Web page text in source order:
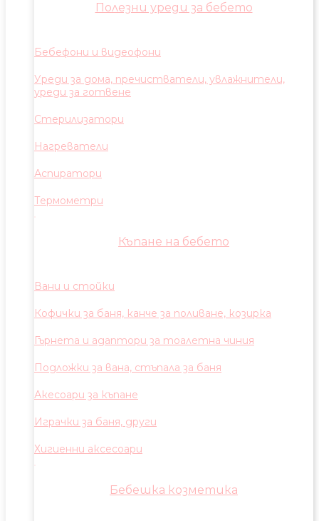
Полезни уреди за бебето
Бебефони и видеофони
Уреди за дома, пречистватели, увлажнители,
уреди за готвене
Стерилизатори
Нагреватели
Аспиратори
Термометри
Къпане на бебето
Вани и стойки
Кофички за баня, канче за поливане, козирка
Гърнета и адаптори за тоалетна чиния
Подложки за вана, стъпала за баня
Акесоари за къпане
Играчки за баня, други
Хигиенни аксесоари
Бебешка козметика